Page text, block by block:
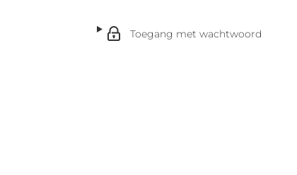
Toegang met wachtwoord